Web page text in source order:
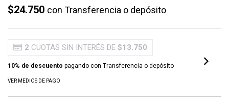
$24.750 con Transferencia o depósito
2 CUOTAS SIN INTERÉS DE $13.750
10% de descuento pagando con Transferencia o depósito
VER MEDIOS DE PAGO